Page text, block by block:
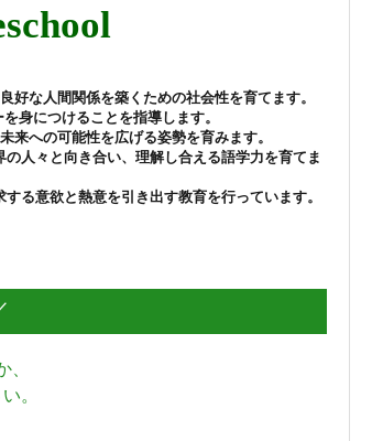
な人間関係を築くための社会性を育てます。
身につけることを指導します。
来への可能性を広げる姿勢を育みます。
人々と向き合い、理解し合える語学力を育てま
る意欲と熱意を引き出す教育を行っています。
。